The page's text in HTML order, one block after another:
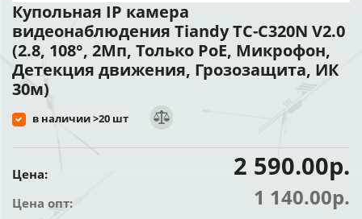
Купольная IP камера
видеонаблюдения Tiandy TC-C320N V2.0
(2.8, 108°, 2Мп, Только PoE, Микрофон,
Детекция движения, Грозозащита, ИК
30м)
в наличии >20 шт
Цена: 2 590.00р.
Цена опт: 1 140.00р.